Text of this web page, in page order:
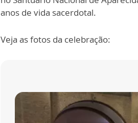
anos de vida sacerdotal.
Veja as fotos da celebração: